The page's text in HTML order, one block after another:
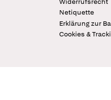
Netiquette
Erklärung zur
Cookies &